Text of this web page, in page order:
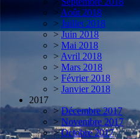
> Août 2018
> Juillet 2018
> Juin 2018
> Mai 2018
> Avril 2018
> Mars 2018
> Février 2018
> Janvier 2018
2017
> Décembre 2017
> Novembre 2017
> Octobre 2017